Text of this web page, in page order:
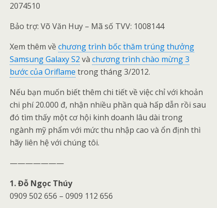
2074510
Bảo trợ: Võ Văn Huy – Mã số TVV: 1008144
Xem thêm vềchương trình bốc thăm trúng thưởng
Samsung Galaxy S2 và chương trình chào mừng 3
bước của Oriflame trong tháng 3/2012.
Nếu bạn muốn biết thêm chi tiết về việc chỉ với khoản
chi phí 20.000 đ, nhận nhiều phần quà hấp dẫn rồi sau
đó tìm thấy một cơ hội kinh doanh lâu dài trong
ngành mỹ phẩm với mức thu nhập cao và ổn định thì
hãy liên hệ với chúng tôi.
———————
1. Đỗ Ngọc Thúy
0909 502 656 – 0909 112 656